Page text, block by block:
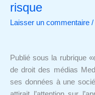
risque
Laisser un commentaire /
Publié sous la rubrique
de droit des médias
ses données à une
données
à
étrangère
n’est
pas